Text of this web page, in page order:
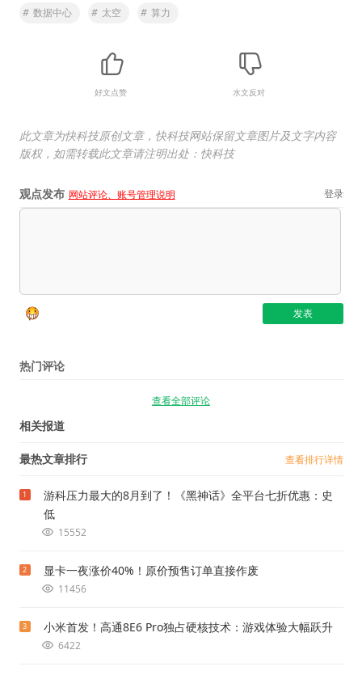
# 数据中心 # 太空 # 算力
好文点赞 水文反对
此文章为快科技原创文章，快科技网站保留文章图片及文字内容
版权，如需转载此文章请注明出处：快科技
观点发布 网站评论、账号管理说明 登录
热门评论
查看全部评论
相关报道
最热文章排行 查看排行详情
1
游科压力最大的8月到了！《黑神话》全平台七折优惠：史
低
15552
2 显卡一夜涨价40%！原价预售订单直接作废
11456
3 小米首发！高通8E6 Pro独占硬核技术：游戏体验大幅跃升
6422